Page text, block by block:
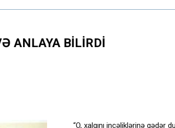
ANLAYA BILIRDI
“O, xalqını incəliklərinə qədər